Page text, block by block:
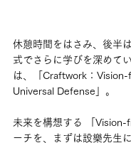
休憩時間をはさみ、後半
式でさらに学びを深めて
は、「Craftwork：Vision-
Universal Defense」。
未来を構想する 「Vision-
ーチを、まずは設樂先生